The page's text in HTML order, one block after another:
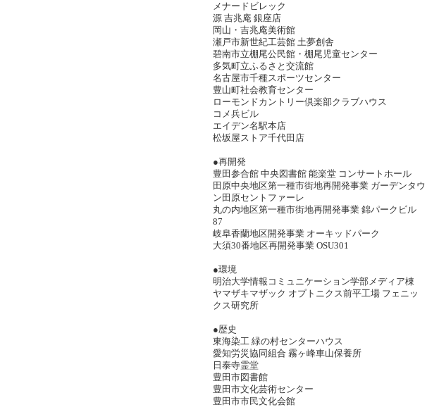
メナードビレック
源 吉兆庵 銀座店
岡山・吉兆庵美術館
瀬戸市新世紀工芸館 土夢創舎
碧南市立棚尾公民館・棚尾児童センター
多気町立ふるさと交流館
名古屋市千種スポーツセンター
豊山町社会教育センター
ローモンドカントリー倶楽部クラブハウス
コメ兵ビル
エイデン名駅本店
松坂屋ストア千代田店
●再開発
豊田参合館 中央図書館 能楽堂 コンサートホール
田原中央地区第一種市街地再開発事業 ガーデンタウ
ン田原セントファーレ
丸の内地区第一種市街地再開発事業 錦パークビル
87
岐阜香蘭地区開発事業 オーキッドパーク
大須30番地区再開発事業 OSU301
●環境
明治大学情報コミュニケーション学部メディア棟
ヤマザキマザック オプトニクス前平工場 フェニッ
クス研究所
●歴史
東海染工 緑の村センターハウス
愛知労災協同組合 霧ヶ峰車山保養所
日泰寺霊堂
豊田市図書館
豊田市文化芸術センター
豊田市市民文化会館